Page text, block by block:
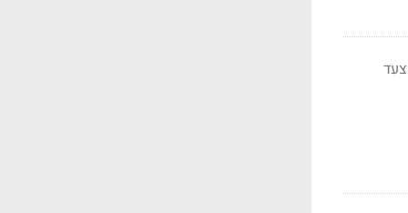
לא ב-80 מיליון - מצעד